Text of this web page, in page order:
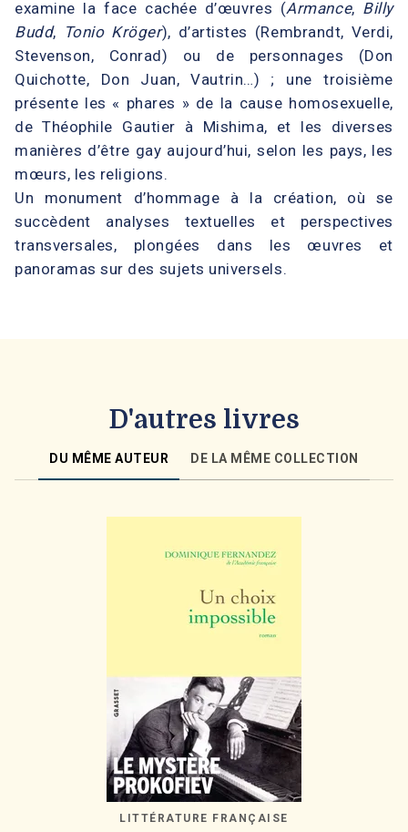
examine la face cachée d’œuvres (Armance, Billy
Budd, Tonio Kröger), d’artistes (Rembrandt, Verdi,
Stevenson, Conrad) ou de personnages (Don
Quichotte, Don Juan, Vautrin…) ; une troisième
présente les « phares » de la cause homosexuelle,
de Théophile Gautier à Mishima, et les diverses
manières d’être gay aujourd’hui, selon les pays, les
mœurs, les religions.
Un monument d’hommage à la création, où se
succèdent analyses textuelles et perspectives
transversales, plongées dans les œuvres et
panoramas sur des sujets universels.
D'autres livres
DU MÊME AUTEUR DE LA MÊME COLLECTION
LITTÉRATURE FRANÇAISE